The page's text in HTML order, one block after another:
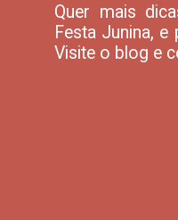
Quer mais
Festa Junina,
Visite o blog e